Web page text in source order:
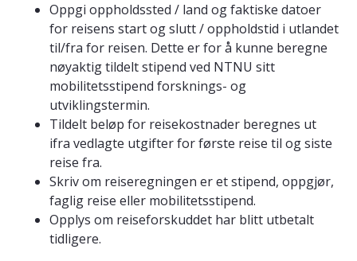
Oppgi oppholdssted / land og faktiske datoer
for reisens start og slutt / oppholdstid i utlandet
til/fra for reisen. Dette er for å kunne beregne
nøyaktig tildelt stipend ved NTNU sitt
mobilitetsstipend forsknings- og
utviklingstermin.
Tildelt beløp for reisekostnader beregnes ut
ifra vedlagte utgifter for første reise til og siste
reise fra.
Skriv om reiseregningen er et stipend, oppgjør,
faglig reise eller mobilitetsstipend.
Opplys om reiseforskuddet har blitt utbetalt
tidligere.